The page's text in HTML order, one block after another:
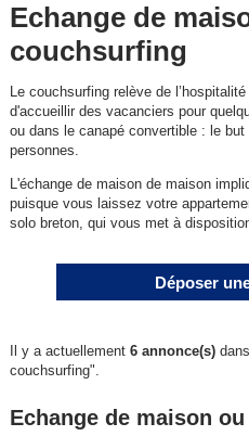
Echange de
couchsurfing
Le couchsurfing relève de
d'accueillir des vacanciers pour
ou dans le canapé convertible : le
personnes.
L'échange de maison de maison
puisque vous laissez votre
solo breton, qui vous met à
Déposer
Il y a actuellement 6 annonce(s)
couchsurfing".
Echange de maison